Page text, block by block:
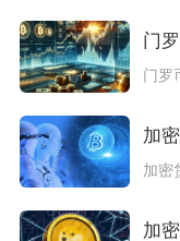
门
加
加